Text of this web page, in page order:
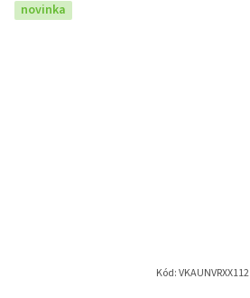
novinka
Kód:VKAUNVRXX112